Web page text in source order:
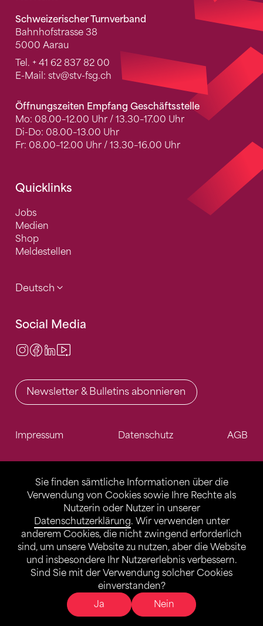
Sie finden sämtliche Informationen über die
Verwendung von Cookies sowie Ihre Rechte als
Nutzerin oder Nutzer in unserer
Datenschutzerklärung. Wir verwenden unter
anderem Cookies, die nicht zwingend erforderlich
sind, um unsere Website zu nutzen, aber die Website
und insbesondere Ihr Nutzererlebnis verbessern.
Sind Sie mit der Verwendung solcher Cookies
einverstanden?
Ja
Nein
Schweizerischer Turnverband
Bahnhofstrasse 38
5000 Aarau
Tel. + 41 62 837 82 00
E-Mail: stv@stv-fsg.ch
Öffnungszeiten Empfang Geschäftsstelle
Mo: 08.00–12.00 Uhr / 13.30–17.00 Uhr
Di-Do: 08.00–13.00 Uhr
Fr: 08.00–12.00 Uhr / 13.30–16.00 Uhr
Quicklinks
Jobs
Medien
Shop
Meldestellen
Deutsch
Social Media
Instagram
Facebook
LinkedIn
Newsletter & Bulletins abonnieren
Impressum Datenschutz AGB